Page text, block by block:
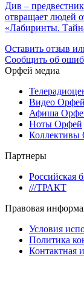
Див –
отвращает людей
«Лабиринты.
Оставить отзыв
Сообщить об
Орфей медиа
Видео Орфей
Афиша
Ноты Орфей
Коллективы
Партнеры
Российская
///ТРАКТ
Правовая
Условия
Политика
Контактная